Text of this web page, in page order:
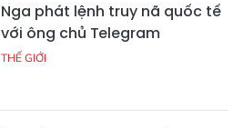
Nga phát lệnh truy nã quốc tế
với ông chủ Telegram
THẾ GIỚI